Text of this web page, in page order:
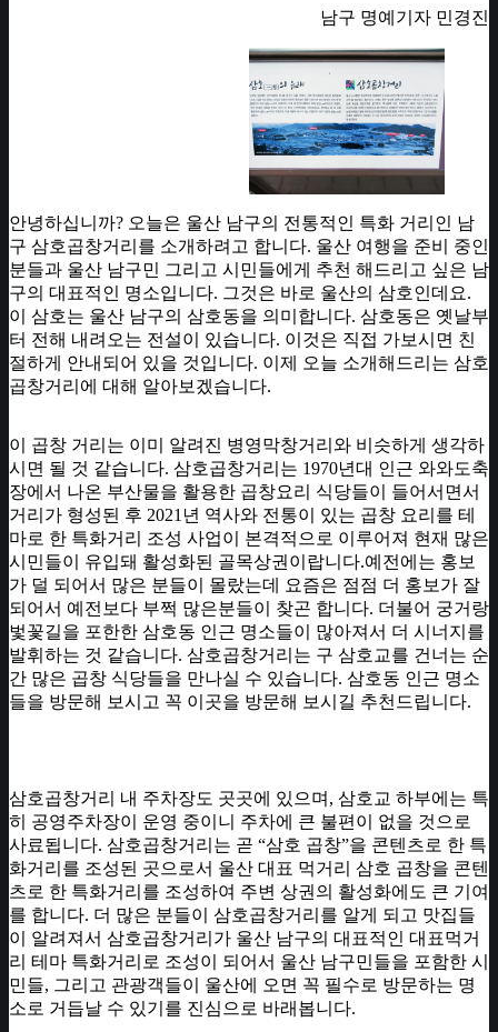
남구 명예기자 민경진
안녕하십니까? 오늘은 울산 남구의 전통적인 특화 거리인 남
구 삼호곱창거리를 소개하려고 합니다. 울산 여행을 준비 중인
분들과 울산 남구민 그리고 시민들에게 추천 해드리고 싶은 남
구의 대표적인 명소입니다. 그것은 바로 울산의 삼호인데요.
이 삼호는 울산 남구의 삼호동을 의미합니다. 삼호동은 옛날부
터 전해 내려오는 전설이 있습니다. 이것은 직접 가보시면 친
절하게 안내되어 있을 것입니다. 이제 오늘 소개해드리는 삼호
곱창거리에 대해 알아보겠습니다.
이 곱창 거리는 이미 알려진 병영막창거리와 비슷하게 생각하
시면 될 것 같습니다. 삼호곱창거리는 1970년대 인근 와와도축
장에서 나온 부산물을 활용한 곱창요리 식당들이 들어서면서
거리가 형성된 후 2021년 역사와 전통이 있는 곱창 요리를 테
마로 한 특화거리 조성 사업이 본격적으로 이루어져 현재 많은
시민들이 유입돼 활성화된 골목상권이랍니다.예전에는 홍보
가 덜 되어서 많은 분들이 몰랐는데 요즘은 점점 더 홍보가 잘
되어서 예전보다 부쩍 많은분들이 찾곤 합니다. 더불어 궁거랑
벛꽃길을 포한한 삼호동 인근 명소들이 많아져서 더 시너지를
발휘하는 것 같습니다. 삼호곱창거리는 구 삼호교를 건너는 순
간 많은 곱창 식당들을 만나실 수 있습니다. 삼호동 인근 명소
들을 방문해 보시고 꼭 이곳을 방문해 보시길 추천드립니다.
삼호곱창거리 내 주차장도 곳곳에 있으며, 삼호교 하부에는 특
히 공영주차장이 운영 중이니 주차에 큰 불편이 없을 것으로
사료됩니다. 삼호곱창거리는 곧 “삼호 곱창”을 콘텐츠로 한 특
화거리를 조성된 곳으로서 울산 대표 먹거리 삼호 곱창을 콘텐
츠로 한 특화거리를 조성하여 주변 상권의 활성화에도 큰 기여
를 합니다. 더 많은 분들이 삼호곱창거리를 알게 되고 맛집들
이 알려져서 삼호곱창거리가 울산 남구의 대표적인 대표먹거
리 테마 특화거리로 조성이 되어서 울산 남구민들을 포함한 시
민들, 그리고 관광객들이 울산에 오면 꼭 필수로 방문하는 명
소로 거듭날 수 있기를 진심으로 바래봅니다.